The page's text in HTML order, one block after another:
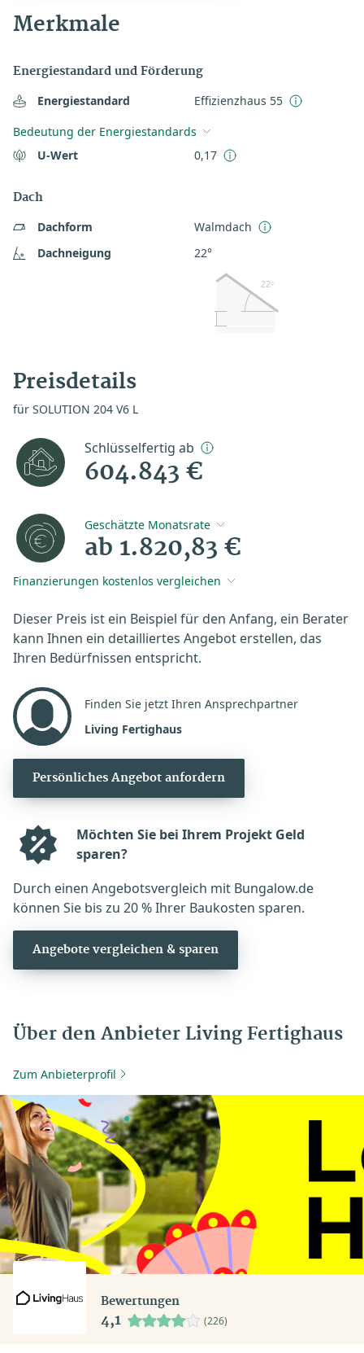
Merkmale
Energiestandard und Förderung
Energiestandard
Effizienzhaus 55
Bedeutung der Energiestandards
U-Wert
0,17
Dach
Dachform
Walmdach
Dachneigung
22°
22º
Preisdetails
für SOLUTION 204 V6 L
Schlüsselfertig ab
604.843 €
Geschätzte Monatsrate
ab 1.820,83 €
Finanzierungen kostenlos vergleichen
Dieser Preis ist ein Beispiel für den Anfang, ein Berater
kann Ihnen ein detailliertes Angebot erstellen, das
Ihren Bedürfnissen entspricht.
Finden Sie jetzt Ihren Ansprechpartner
Living Fertighaus
Persönliches Angebot anfordern
Möchten Sie bei Ihrem Projekt Geld
sparen?
Durch einen Angebotsvergleich mit Bungalow.de
können Sie bis zu 20 % Ihrer Baukosten sparen.
Angebote vergleichen & sparen
Über den Anbieter Living Fertighaus
Zum Anbieterprofil
Bewertungen
4,1 (226)